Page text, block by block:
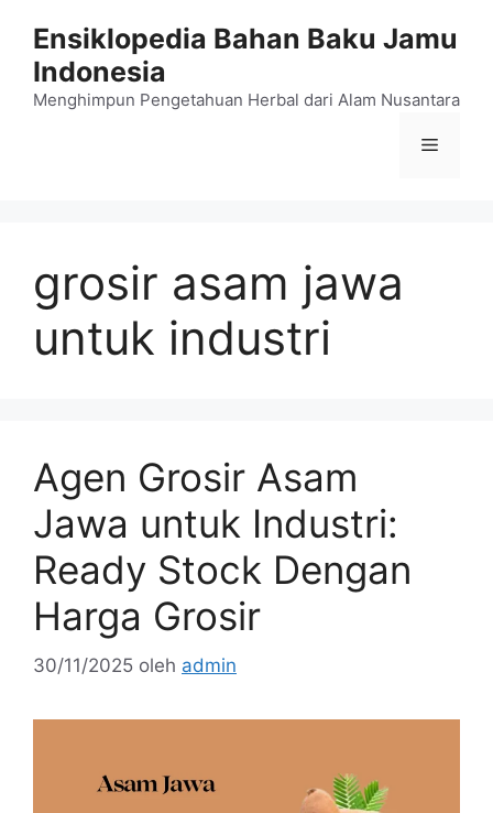
Ensiklopedia Bahan Baku Jamu
Indonesia
Menghimpun Pengetahuan Herbal dari Alam Nusantara
Menu
grosir asam jawa
untuk industri
Agen Grosir Asam
Jawa untuk Industri:
Ready Stock Dengan
Harga Grosir
30/11/2025 oleh admin